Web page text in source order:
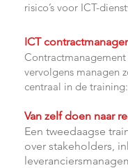
risico’s voor ICT-
ICT contractmanage
vervolgens managen
centraal in de
Van zelf doen naar
Een tweedaagse
over stakeholders,